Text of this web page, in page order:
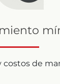
costos de